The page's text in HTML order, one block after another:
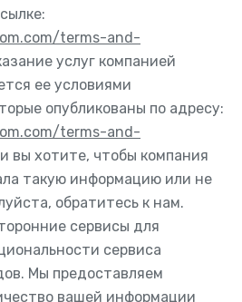
terms-and-
услуг компанией
ее условиями
опубликованы по адресу:
terms-and-
вы хотите, чтобы компания
такую информацию или не
обратитесь к нам.
сервисы для
сервиса
Мы предоставляем
вашей информации